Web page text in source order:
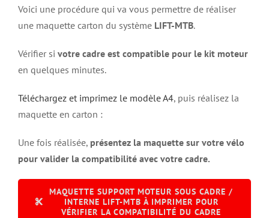
Voici une procédure qui va vous permettre de réaliser
une maquette carton du système LIFT-MTB.
Vérifier si votre cadre est compatible pour le kit moteur
en quelques minutes.
Téléchargez et imprimez le modèle A4, puis réalisez la
maquette en carton :
Une fois réalisée, présentez la maquette sur votre vélo
pour valider la compatibilité avec votre cadre.
MAQUETTE SUPPORT MOTEUR SOUS CADRE /
INTERNE LIFT-MTB À IMPRIMER POUR
VÉRIFIER LA COMPATIBILITÉ DU CADRE